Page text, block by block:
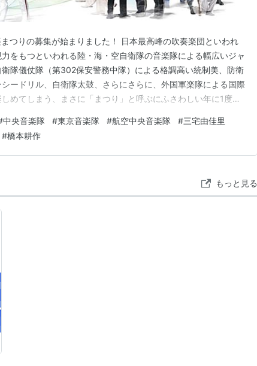
つりの募集が始まりました！ 日本最高峰の吹奏楽団といわれ
をもつといわれる陸・海・空自衛隊の音楽隊による幅広いジャ
隊儀仗隊（第302保安警務中隊）による格調高い統制美、防衛
ードリル、自衛隊太鼓、さらにさらに、外国軍楽隊による国際
めてしまう、まさに「まつり」と呼ぶにふさわしい年に1度の
年は、コロナ渦で中止、もしくは制限しての開催でしたが、今
のこと！ どんな素晴らし…
中央音楽隊 #東京音楽隊 #航空中央音楽隊 #三宅由佳里
#橋本耕作
もっと見る